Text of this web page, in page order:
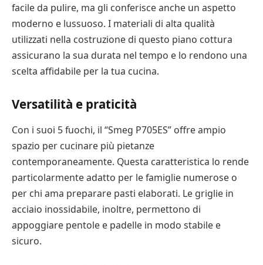
facile da pulire, ma gli conferisce anche un aspetto
moderno e lussuoso. I materiali di alta qualità
utilizzati nella costruzione di questo piano cottura
assicurano la sua durata nel tempo e lo rendono una
scelta affidabile per la tua cucina.
Versatilità e praticità
Con i suoi 5 fuochi, il “Smeg P705ES” offre ampio
spazio per cucinare più pietanze
contemporaneamente. Questa caratteristica lo rende
particolarmente adatto per le famiglie numerose o
per chi ama preparare pasti elaborati. Le griglie in
acciaio inossidabile, inoltre, permettono di
appoggiare pentole e padelle in modo stabile e
sicuro.